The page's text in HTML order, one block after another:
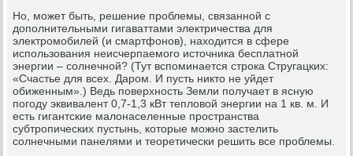
Но, может быть, решение проблемы, связанной с
дополнительными гигаваттами электричества для
электромобилей (и смартфонов), находится в сфере
использования неисчерпаемого источника бесплатной
энергии – солнечной? (Тут вспоминается строка Стругацких:
«Счастье для всех. Даром. И пусть никто не уйдет
обиженным».) Ведь поверхность Земли получает в ясную
погоду эквивалент 0,7-1,3 кВт тепловой энергии на 1 кв. м. И
есть гигантские малонаселенные пространства
субтропических пустынь, которые можно застелить
солнечными панелями и теоретически решить все проблемы.